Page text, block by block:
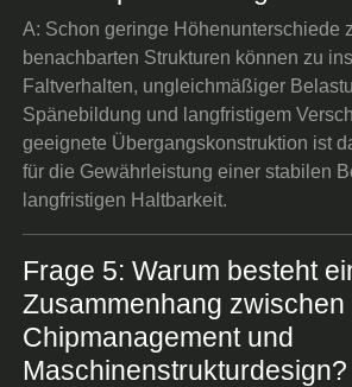
A: Schon geringe Höhenunterschiede
benachbarten Strukturen können zu
Faltverhalten, ungleichmäßiger
Spänebildung und langfristigem
geeignete Übergangskonstruktion ist
für die Gewährleistung einer stabilen
langfristigen Haltbarkeit.
Frage 5: Warum besteht
Zusammenhang zwischen
Chipmanagement und
Maschinenstrukturdesign?